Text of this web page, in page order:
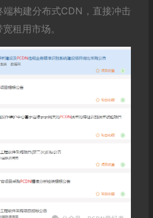
构建分布式CDN，直接冲击
租用市场。